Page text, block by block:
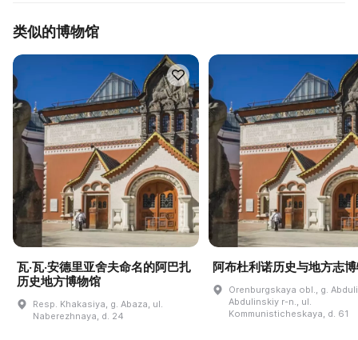
类似的博物馆
瓦·瓦·安德里亚舍夫命名的阿巴扎
历史地方博物馆
Resp. Khakasiya, g. Abaza, ul.
Naberezhnaya, d. 24
阿布杜利诺历史与地方志
Orenburgskaya obl., g.
Abdulinskiy r-n., ul.
Kommunisticheskaya, d. 61